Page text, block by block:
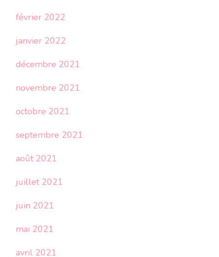
février 2022
janvier 2022
décembre 2021
novembre 2021
octobre 2021
septembre 2021
août 2021
juillet 2021
juin 2021
mai 2021
avril 2021